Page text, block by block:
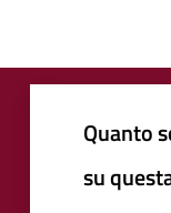
Quanto
su